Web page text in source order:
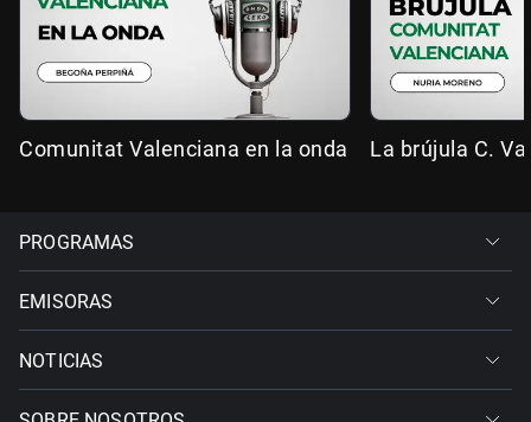
Comunitat Valenciana en la onda La brújula C.
PROGRAMAS
EMISORAS
NOTICIAS